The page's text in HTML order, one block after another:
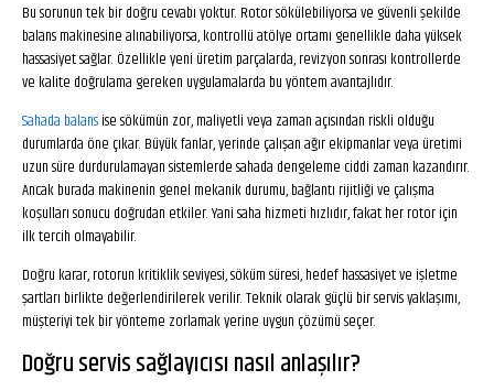
Bu sorunun tek bir doğru cevabı yoktur. Rotor sökülebiliyorsa ve güvenli şekilde
balans makinesine alınabiliyorsa, kontrollü atölye ortamı genellikle daha yüksek
hassasiyet sağlar. Özellikle yeni üretim parçalarda, revizyon sonrası kontrollerde
ve kalite doğrulama gereken uygulamalarda bu yöntem avantajlıdır.
Sahada balansise sökümün zor, maliyetli veya zaman açısından riskli olduğu
durumlarda öne çıkar. Büyük fanlar, yerinde çalışan ağır ekipmanlar veya üretimi
uzun süre durdurulamayan sistemlerde sahada dengeleme ciddi zaman kazandırır.
Ancak burada makinenin genel mekanik durumu, bağlantı rijitliği ve çalışma
koşulları sonucu doğrudan etkiler. Yani saha hizmeti hızlıdır, fakat her rotor için
ilk tercih olmayabilir.
Doğru karar, rotorun kritiklik seviyesi, söküm süresi, hedef hassasiyet ve işletme
şartları birlikte değerlendirilerek verilir. Teknik olarak güçlü bir servis yaklaşımı,
müşteriyi tek bir yönteme zorlamak yerine uygun çözümü seçer.
Doğru servis sağlayıcısı nasıl anlaşılır?